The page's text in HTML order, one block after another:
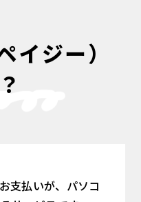
ジー）
支払いが、パソコ